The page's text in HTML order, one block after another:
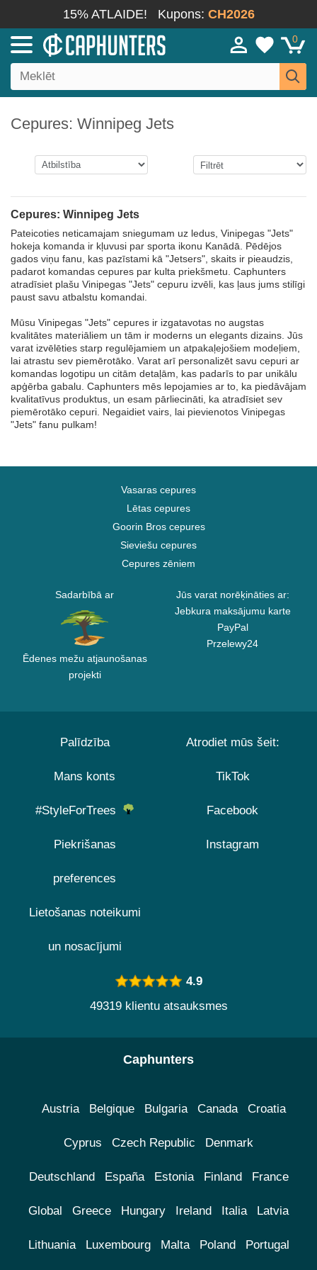
15% ATLAIDE! Kupons: CH2026
0
Cepures: Winnipeg Jets
Cepures: Winnipeg Jets
Pateicoties neticamajam sniegumam uz ledus, Vinipegas "Jets"
hokeja komanda ir kļuvusi par sporta ikonu Kanādā. Pēdējos
gados viņu fanu, kas pazīstami kā "Jetsers", skaits ir pieaudzis,
padarot komandas cepures par kulta priekšmetu. Caphunters
atradīsiet plašu Vinipegas "Jets" cepuru izvēli, kas ļaus jums stilīgi
paust savu atbalstu komandai.
Mūsu Vinipegas "Jets" cepures ir izgatavotas no augstas
kvalitātes materiāliem un tām ir moderns un elegants dizains. Jūs
varat izvēlēties starp regulējamiem un atpakaļejošiem modeļiem,
lai atrastu sev piemērotāko. Varat arī personalizēt savu cepuri ar
komandas logotipu un citām detaļām, kas padarīs to par unikālu
apģērba gabalu. Caphunters mēs lepojamies ar to, ka piedāvājam
kvalitatīvus produktus, un esam pārliecināti, ka atradīsiet sev
piemērotāko cepuri. Negaidiet vairs, lai pievienotos Vinipegas
"Jets" fanu pulkam!
Vasaras cepures
Lētas cepures
Goorin Bros cepures
Sieviešu cepures
Cepures zēniem
Sadarbībā ar
Ēdenes mežu atjaunošanas
projekti
Jūs varat norēķināties ar:
Jebkura maksājumu karte
PayPal
Przelewy24
Palīdzība
Mans konts
#StyleForTrees
Piekrišanas
preferences
Lietošanas noteikumi
un nosacījumi
Atrodiet mūs šeit:
TikTok
Facebook
Instagram
4.9
49319 klientu atsauksmes
Caphunters
Austria Belgique Bulgaria Canada Croatia
Cyprus Czech Republic Denmark
Deutschland España Estonia Finland France
Global Greece Hungary Ireland Italia Latvia
Lithuania Luxembourg Malta Poland Portugal